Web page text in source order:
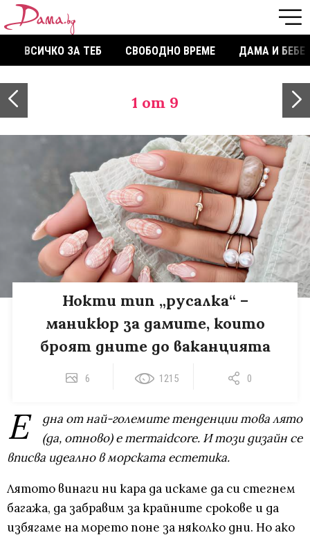
ВСИЧКО ЗА ТЕБ СВОБОДНО ВРЕМЕ ДАМА И БЕБЕ
1 от 9
Нокти тип „русалка“ –
маникюр за дамите, които
броят дните до ваканцията
6 1215 0
Е
дна от най-големите тенденции това лято
(да, отново) е mermaidcore. И този дизайн се
вписва идеално в морската естетика.
Лятото винаги ни кара да искаме да си стегнем
багажа, да забравим за крайните срокове и да
избягаме на морето поне за няколко дни. Но ако